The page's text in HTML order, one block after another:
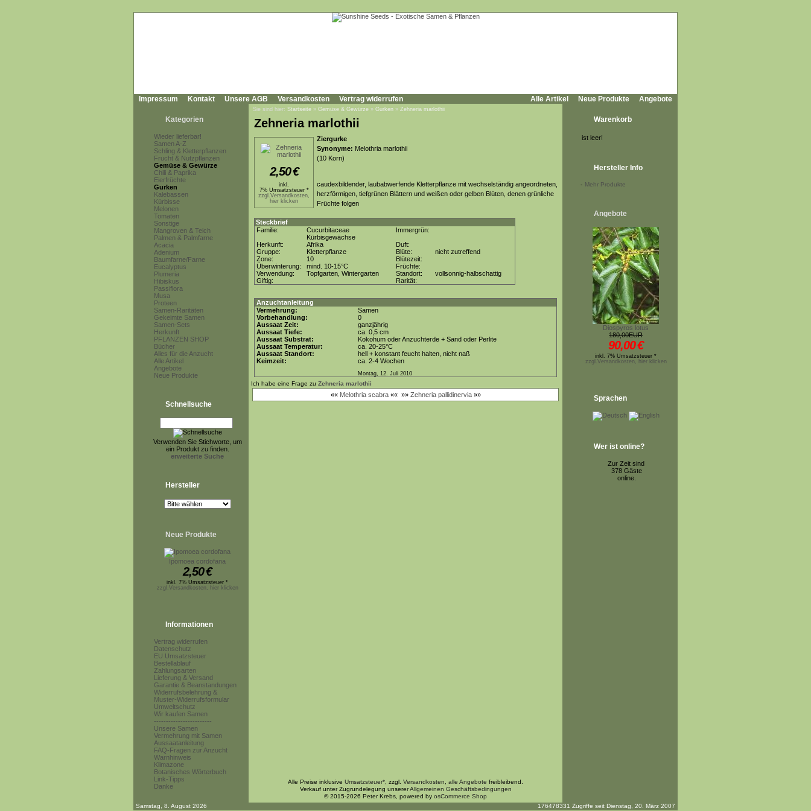
Impressum Kontakt Unsere AGB Versandkosten Vertrag widerrufen Alle Artikel Neue Produkte Angebote
Kategorien
Wieder lieferbar!
Samen A-Z
Schling & Kletterpflanzen
Frucht & Nutzpflanzen
Gemüse & Gewürze
Chili & Paprika
Eierfrüchte
Gurken
Kalebassen
Kürbisse
Melonen
Tomaten
Sonstige
Mangroven & Teich
Palmen & Palmfarne
Acacia
Adenium
Baumfarne/Farne
Eucalyptus
Plumeria
Hibiskus
Passiflora
Musa
Proteen
Samen-Raritäten
Gekeimte Samen
Samen-Sets
Herkunft
PFLANZEN SHOP
Bücher
Alles für die Anzucht
Alle Artikel
Angebote
Neue Produkte
Schnellsuche
Verwenden Sie Stichworte, um
ein Produkt zu finden.
erweiterte Suche
Hersteller
Neue Produkte
Ipomoea cordofana
2,50€
inkl. 7% Umsatzsteuer *
zzgl.Versandkosten, hier klicken
Informationen
Vertrag widerrufen
Datenschutz
EU Umsatzsteuer
Bestellablauf
Zahlungsarten
Lieferung & Versand
Garantie & Beanstandungen
Widerrufsbelehrung &
Muster-Widerrufsformular
Umweltschutz
Wir kaufen Samen
------------------------
Unsere Samen
Vermehrung mit Samen
Aussaatanleitung
FAQ-Fragen zur Anzucht
Warnhinweis
Klimazone
Botanisches Wörterbuch
Link-Tipps
Danke
Sie sind hier: Startseite » Gemüse & Gewürze » Gurken » Zehneria marlothii
Zehneria marlothii
2,50€
inkl.
7% Umsatzsteuer *
zzgl.Versandkosten,
hier klicken
Ziergurke
Synonyme: Melothria marlothii
(10 Korn)
caudexbildender, laubabwerfende Kletterpflanze mit wechselständig angeordneten,
herzförmigen, tiefgrünen Blättern und weißen oder gelben Blüten, denen grünliche
Früchte folgen
Steckbrief
Familie:
Cucurbitaceae
Kürbisgewächse
Immergrün:
Herkunft:
Afrika
Duft:
Gruppe:
Kletterpflanze Blüte:
nicht zutreffend
Zone:
10
Blütezeit:
Überwinterung:
mind. 10-15°C
Früchte:
Verwendung:
Topfgarten, Wintergarten Standort:
vollsonnig-halbschattig
Giftig:
Rarität:
Anzuchtanleitung
Vermehrung:
Samen
Vorbehandlung:
0
Aussaat Zeit:
ganzjährig
Aussaat Tiefe:
ca. 0,5 cm
Aussaat Substrat:
Kokohum oder Anzuchterde + Sand oder Perlite
Aussaat Temperatur:
ca. 20-25°C
Aussaat Standort:
hell + konstant feucht halten, nicht naß
Keimzeit:
ca. 2-4 Wochen
Montag, 12. Juli 2010
Ich habe eine Frage zu Zehneria marlothii
«« Melothria scabra«« »» Zehneria pallidinervia»»
Warenkorb
ist leer!
Hersteller Info
- Mehr Produkte
Angebote
Diospyros lotus
180,00EUR
90,00€
inkl. 7% Umsatzsteuer *
zzgl.Versandkosten, hier klicken
Sprachen
Wer ist online?
Zur Zeit sind
378 Gäste
online.
Alle Preise inklusive Umsatzsteuer* , zzgl. Versandkosten alle Angebote freibleibend.
Verkauf unter Zugrundelegung unsererAllgemeinen Geschäftsbedingungen
© 2015-2026 Peter Krebs, powered by osCommerce Shop
Samstag, 8. August 2026
176478331 Zugriffe seit Dienstag, 20. März 2007